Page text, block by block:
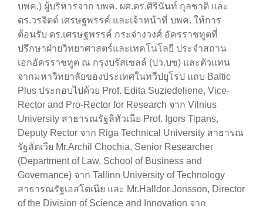
บพค.) ผู้บริหารจาก บพค. ผศ.ดร.ศิรินันท์ กุลชาติ และ
ดร.วรจิตต์ เศรษฐพรรค์ และเจ้าหน้าที่ บพค. ให้การ
ต้อนรับ ดร.เศรษฐพรรค์ กระจ่างวงศ์ อัครราชทูตที่
ปรึกษาฝ่ายวิทยาศาสตร์และเทคโนโลยี ประจำสถาน
เอกอัครราชทูต ณ กรุงบรัสเซลล์ (ปว.บซ) และตัวแทน
จากมหาวิทยาลัยของประเทศในทวีปยุโรป แถบ Baltic
Plus ประกอบไปด้วย Prof. Edita Suziedeliene, Vice-
Rector and Pro-Rector for Research จาก Vilnius
University สาธารณรัฐลิทัวเนีย Prof. Igors Tipans,
Deputy Rector จาก Riga Technical University สาธารณ
รัฐลัตเวีย Mr.Archil Chochia, Senior Researcher
(Department of Law, School of Business and
Governance) จาก Tallinn University of Technology
สาธารณรัฐเอสโตเนีย และ Mr.Halldor Jonsson, Director
of the Division of Science and Innovation จาก